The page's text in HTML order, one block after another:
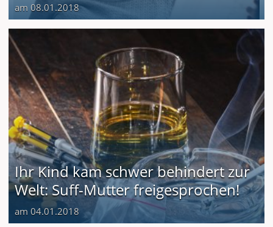
am 08.01.2018
Ihr Kind kam schwer behindert zur
Welt: Suff-Mutter freigesprochen!
am 04.01.2018